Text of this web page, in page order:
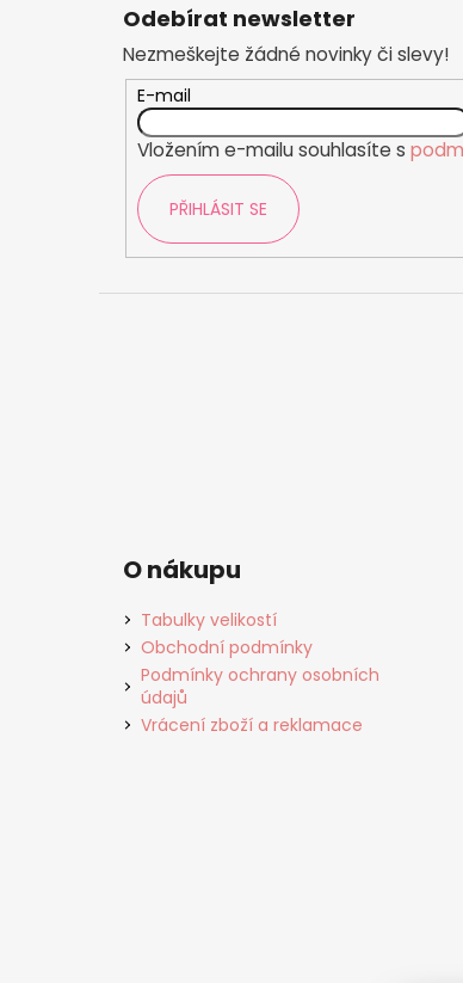
Odebírat newsletter
Nezmeškejte žádné novinky či slevy!
E-mail
Vložením e-mailu souhlasíte s
PŘIHLÁSIT SE
O nákupu
Tabulky velikostí
Obchodní podmínky
Podmínky ochrany osobních
údajů
Vrácení zboží a reklamace